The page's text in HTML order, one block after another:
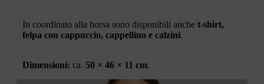
In coordinato alla borsa sono disponibili anche t-shirt,
felpa con cappuccio, cappellino e calzini.
Dimensioni: ca. 50 × 46 × 11 cm.